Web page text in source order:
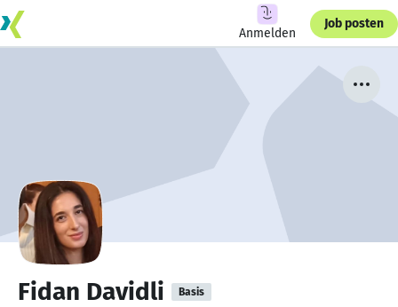
Anmelden
Job posten
Fidan Davidli Basis